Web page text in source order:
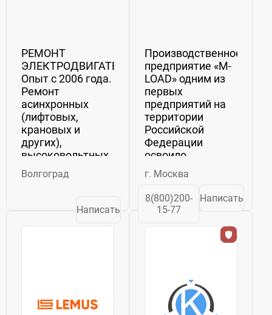
РЕМОНТ
ЭЛЕКТРОДВИГАТЕЛЕЙ
Опыт с 2006 года.
Ремонт
асинхронных
(лифтовых,
крановых и
других),
высоковольтных,
тяговых, а также
двигателей
роторов до 30 т,
Волгоград
Написать
Производственное
предприятие «M-
LOAD» одним из
первых
предприятий на
территории
Российской
Федерации
освоило
разработку,
производство и
внедрение в
промышленность
модулей в
решения
различных задач
промышленной...
г. Москва
8(800)200-
15-77
Написать